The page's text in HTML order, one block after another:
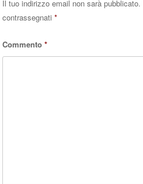
Il tuo indirizzo email non sarà pubblicato.
contrassegnati*
Commento*